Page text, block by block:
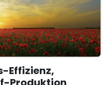
Effizienz,